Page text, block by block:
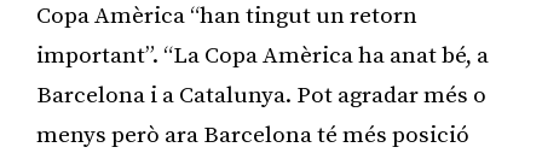
Copa Amèrica “han tingut un retorn
important”. “La Copa Amèrica ha anat bé, a
Barcelona i a Catalunya. Pot agradar més o
menys però ara Barcelona té més posició